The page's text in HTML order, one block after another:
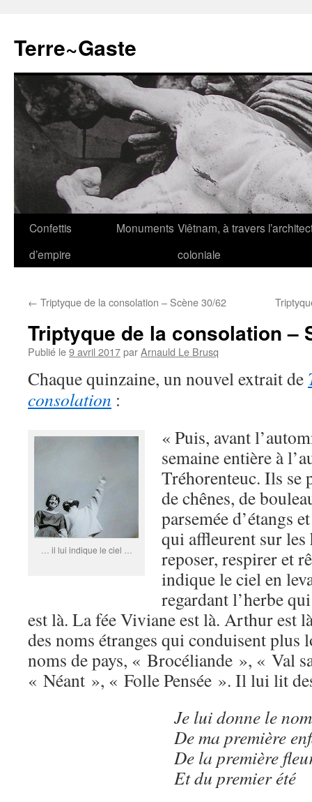
contenu
Terre~Gaste
Confettis
d’empire
Monuments Viêtnam, à travers
coloniale
← Triptyque de la consolation – Scène 30/62
Triptyque de la consolation –
Publié le9 avril 2017parArnauld Le Brusq
Chaque quinzaine, un nouvel extrait de
consolation :
… il lui indique le ciel …
« Puis, avant
semaine entière à
Tréhorenteuc. Ils se
de chênes, de
parsemée d’étangs
qui affleurent sur les
reposer, respirer et
indique le ciel en
regardant l’herbe
est là. La fée Viviane est là. Arthur est
des noms étranges qui conduisent plus
noms de pays, « Brocéliande », « Val
« Néant », « Folle Pensée ». Il lui lit
Je lui donne le nom
De ma première
De la première
Et du premier été